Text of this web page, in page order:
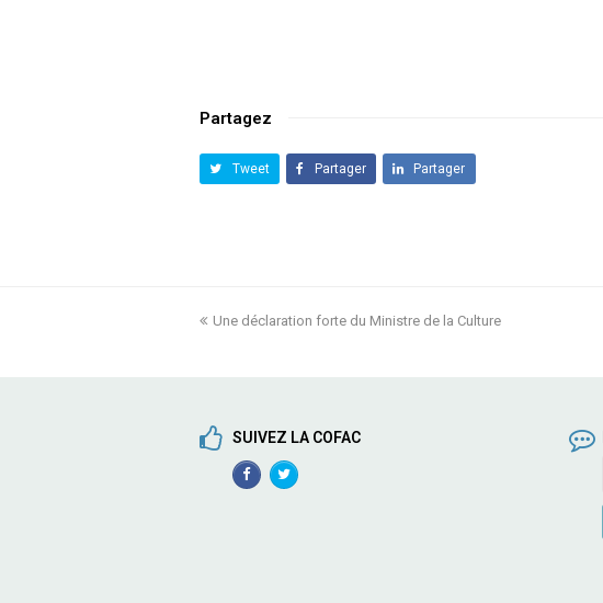
Partagez
Tweet Partager Partager
previous
Une déclaration forte du Ministre de la Culture
SUIVEZ LA COFAC
FacebookTwitterProfile